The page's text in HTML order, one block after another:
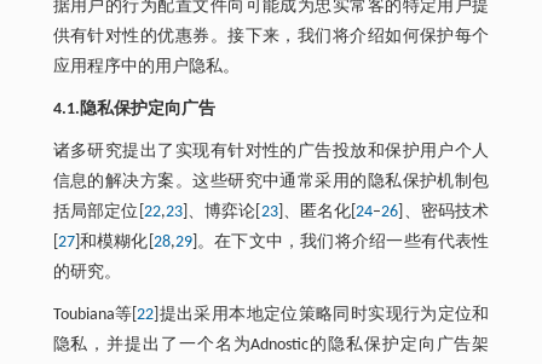
据用户的行为配置文件向可能成为忠实常客的特定用户提
供有针对性的优惠券。接下来，我们将介绍如何保护每个
应用程序中的用户隐私。
4.1.隐私保护定向广告
诸多研究提出了实现有针对性的广告投放和保护用户个人
信息的解决方案。这些研究中通常采用的隐私保护机制包
括局部定位[ 22,23]、博弈论[ 23]、匿名化[24–26 ]、密码技术
27]和模糊化[ 28,29]。在下文中，我们将介绍一些有代表性
的研究。
Toubiana等[22 ]提出采用本地定位策略同时实现行为定位和
隐私，并提出了一个名为Adnostic的隐私保护定向广告架